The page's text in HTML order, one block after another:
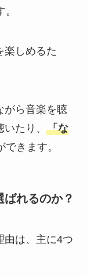
楽しめるた
がら音楽を聴
たり、 「な
きます。
れるのか？
由は、主に4つ